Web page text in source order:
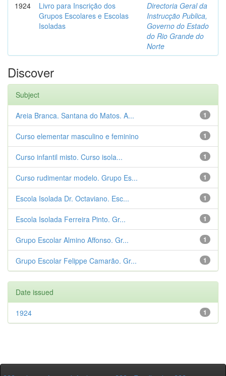
1924
Livro para Inscrição dos
Grupos Escolares e Escolas
Isoladas
Directoria Geral da
Instrucção Publica,
Governo do Estado
do Rio Grande do
Norte
Discover
Subject
1
Areia Branca. Santana do Matos. A...
1
Curso elementar masculino e feminino
1
Curso infantil misto. Curso isola...
1
Curso rudimentar modelo. Grupo Es...
1
Escola Isolada Dr. Octaviano. Esc...
1
Escola Isolada Ferreira Pinto. Gr...
1
Grupo Escolar Almino Affonso. Gr...
1
Grupo Escolar Felippe Camarão. Gr...
Date issued
1
1924